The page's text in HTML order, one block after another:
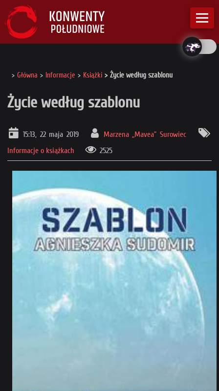
Główna Informacje Książki Życie według szablonu
Życie według szablonu
15:13, 22 maja 2019
Marzena „Mavea” Surowiec
Informacje o książkach
2525